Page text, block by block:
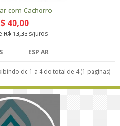
com Cachorro
40,00
R$ 13,33 s/juros
ESPIAR
de 1 a 4 do total de 4 (1 páginas)